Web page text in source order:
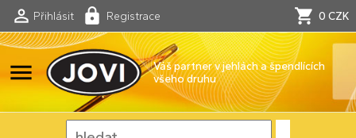
Přihlásit Registrace 0 CZK
menu
Váš partner v jehlách a špendlících
všeho druhu